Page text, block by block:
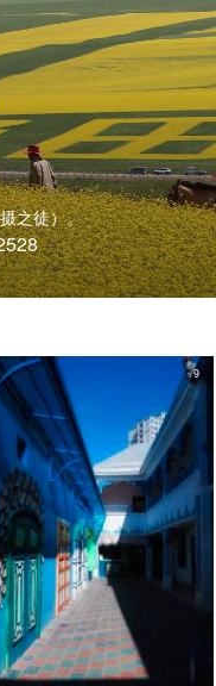
之徒）。
9